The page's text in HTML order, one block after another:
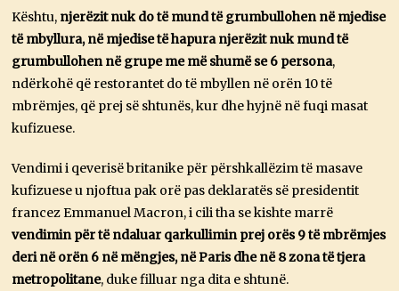
Kështu, njerëzit nuk do të mund të grumbullohen në mjedise
të mbyllura, në mjedise të hapura njerëzit nuk mund të
grumbullohen në grupe me më shumë se 6 persona,
ndërkohë që restorantet do të mbyllen në orën 10 të
mbrëmjes, që prej së shtunës, kur dhe hyjnë në fuqi masat
kufizuese.
Vendimi i qeverisë britanike për përshkallëzim të masave
kufizuese u njoftua pak orë pas deklaratës së presidentit
francez Emmanuel Macron, i cili tha se kishte marrë
vendimin për të ndaluar qarkullimin prej orës 9 të mbrëmjes
deri në orën 6 në mëngjes, në Paris dhe në 8 zona të tjera
metropolitane, duke filluar nga dita e shtunë.